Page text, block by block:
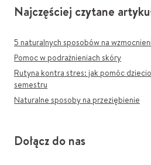
Najczęściej czytane
5 naturalnych sposobów na
Pomoc w podrażnieniach skóry
Rutyna kontra stres: jak pomóc
semestru
Naturalne sposoby na przeziębienie
Dołącz do nas